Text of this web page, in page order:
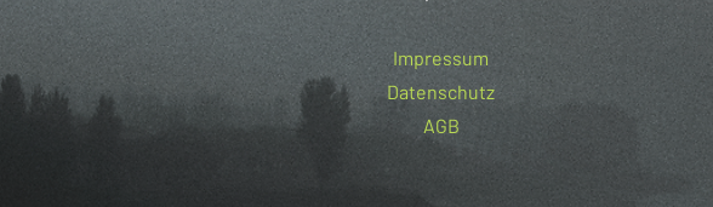
Impressum
Datenschutz
AGB